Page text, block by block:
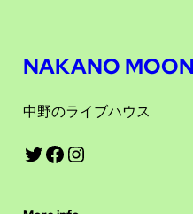
NAKANO
中野のライブハウス
Twitter Facebook Instagram